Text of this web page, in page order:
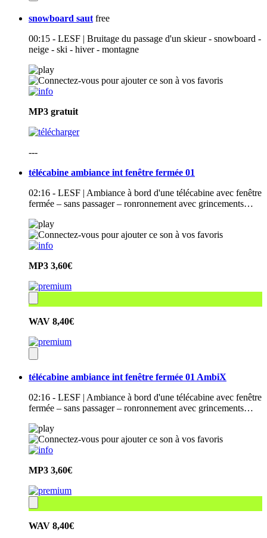
snowboard saut free
00:15 - LESF | Bruitage du passage d'un skieur - snowboard -
neige - ski - hiver - montagne
MP3 gratuit
---
télécabine ambiance int fenêtre fermée 01
02:16 - LESF | Ambiance à bord d'une télécabine avec fenêtre
fermée – sans passager – ronronnement avec grincements…
MP3 3,60€
WAV 8,40€
télécabine ambiance int fenêtre fermée 01 AmbiX
02:16 - LESF | Ambiance à bord d'une télécabine avec fenêtre
fermée – sans passager – ronronnement avec grincements…
MP3 3,60€
WAV 8,40€